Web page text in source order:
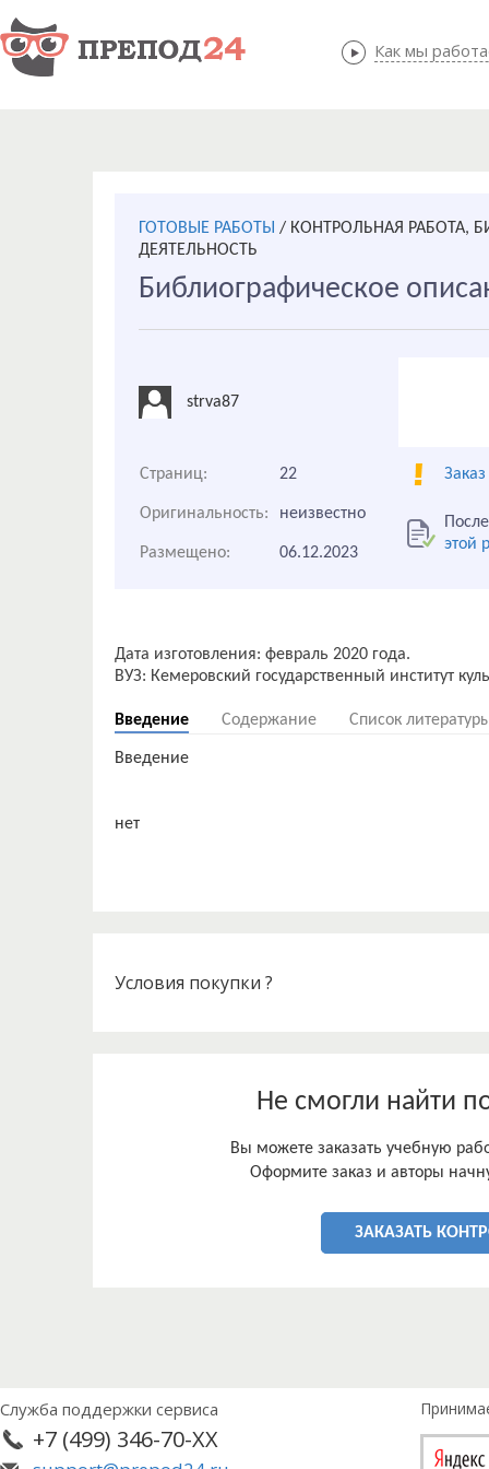
Как мы
Как мы
ГОТОВЫЕ РАБОТЫ / КОНТРОЛЬНАЯ РАБОТА,
ДЕЯТЕЛЬНОСТЬ
Библиографическое
strva87
Страниц: 22
Оригинальность: неизвестно
этой
Размещено: 06.12.2023
Дата изготовления: февраль 2020 года.
Введение Содержание Список
Введение
Условия покупки ?
Не смогли найти
Вы можете заказать учебную
Оформите заказ и авторы
ЗАКАЗАТЬ
Служба поддержки сервиса
+7 (499) 346-70-XX